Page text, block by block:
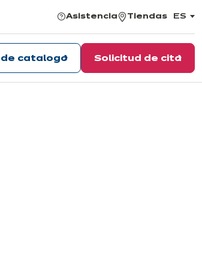
Asistencia Tiendas ES
,
Solicitud de cita
catalogo